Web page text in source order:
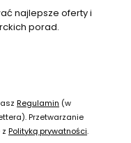
najlepsze oferty i
porad.
Regulamin (w
Przetwarzanie
Polityką prywatności.